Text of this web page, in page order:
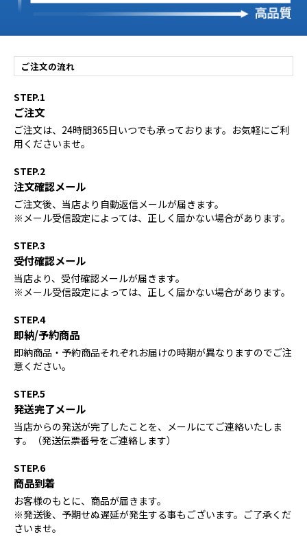
ご注文の流れ
STEP.1
ご注文
ご注文は、24時間365日いつでも承っております。お気軽にご利
用くださいませ。
STEP.2
注文確認メール
ご注文後、当店より自動返信メールが届きます。
※メール受信設定によっては、正しく届かない場合があります。
STEP.3
受付確認メール
当店より、受付確認メールが届きます。
※メール受信設定によっては、正しく届かない場合があります。
STEP.4
即納/予約商品
即納商品・予約商品それぞれお届けの時期が異なりますのでご注
意ください。
STEP.5
発送完了メール
当店からの発送が完了したことを、メールにてご連絡いたしま
す。（発送伝票番号をご連絡します）
STEP.6
商品到着
お客様のもとに、商品が届きます。
※発送後、予期せぬ遅延が発生する事もございます。ご了承くだ
さいませ。